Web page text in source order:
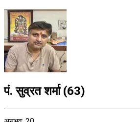
पं. सुव्रत शर्मा(63)